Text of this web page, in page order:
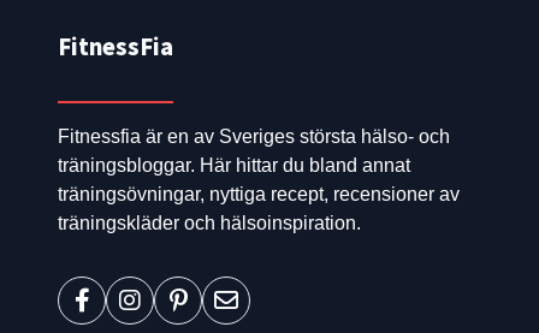
FitnessFia
Fitnessfia är en av Sveriges största hälso- och
träningsbloggar. Här hittar du bland annat
träningsövningar, nyttiga recept, recensioner av
träningskläder och hälsoinspiration.